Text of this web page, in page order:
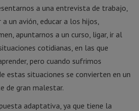
a una entrevista de trabajo,
un avión, educar a los hijos,
apuntarnos a un curso, ligar, ir al
cotidianas, en las que
pero cuando sufrimos
estas situaciones se convierten en un
de gran malestar.
adaptativa, ya que tiene la